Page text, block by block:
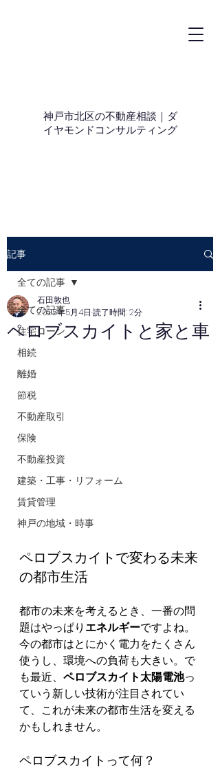
神戸市北区の不動産相談｜ダ
イヤモンドコンサルティング
記事
全ての記事
住宅ローン
相続
離婚
節税
不動産取引
保険
不動産投資
建築・工事・リフォーム
賃貸管理
神戸の地域・時事
全ての記事
ペロブスカイトと家と車
石田敦也
2025年5月4日 読了時間: 2分
ペロブスカイトで変わる未来
の都市生活
都市の未来を考えるとき、一番の問
題はやっぱり エネルギーですよね。
今の都市はとにかく電力をたくさん
使うし、環境への負荷も大きい。で
も最近、 ペロブスカイト太陽電池っ
ていう新しい技術が注目されてい
て、これが未来の都市生活を変える
かもしれません。
ペロブスカイトって何？